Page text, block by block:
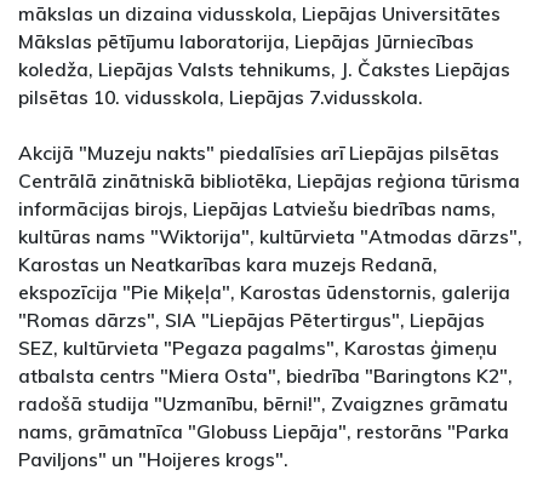
mākslas un dizaina vidusskola, Liepājas Universitātes
Mākslas pētījumu laboratorija, Liepājas Jūrniecības
koledža, Liepājas Valsts tehnikums, J. Čakstes Liepājas
pilsētas 10. vidusskola, Liepājas 7.vidusskola.
Akcijā "Muzeju nakts" piedalīsies arī Liepājas pilsētas
Centrālā zinātniskā bibliotēka, Liepājas reģiona tūrisma
informācijas birojs, Liepājas Latviešu biedrības nams,
kultūras nams "Wiktorija", kultūrvieta "Atmodas dārzs",
Karostas un Neatkarības kara muzejs Redanā,
ekspozīcija "Pie Miķeļa", Karostas ūdenstornis, galerija
"Romas dārzs", SIA "Liepājas Pētertirgus", Liepājas
SEZ, kultūrvieta "Pegaza pagalms", Karostas ģimeņu
atbalsta centrs "Miera Osta", biedrība "Baringtons K2",
radošā studija "Uzmanību, bērni!", Zvaigznes grāmatu
nams, grāmatnīca "Globuss Liepāja", restorāns "Parka
Paviljons" un "Hoijeres krogs".